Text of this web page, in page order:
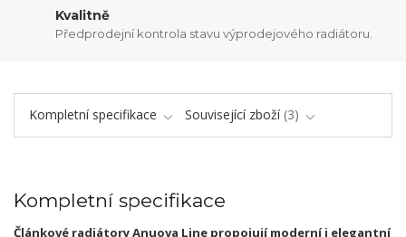
Kvalitně
Předprodejní kontrola stavu výprodejového radiátoru.
Kompletní specifikace Související zboží 3
Kompletní specifikace
Článkové radiátory Anuova Line propojují moderní i elegantní